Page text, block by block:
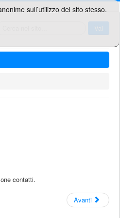
Vai
contatti.
Avanti
sull’utilizzo del sito stesso.